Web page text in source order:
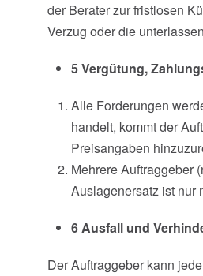
der Berater zur fristlosen
Verzug oder die
5 Vergütung,
Alle Forderungen
handelt, kommt der
Preisangaben
Mehrere Auftraggeber
Auslagenersatz ist nur
6 Ausfall und
Der Auftraggeber kann